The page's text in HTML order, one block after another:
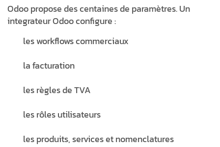
Odoo propose des centaines de paramètres. Un
integrateur Odoo configure :
les workflows commerciaux
la facturation
les règles de TVA
les rôles utilisateurs
les produits, services et nomenclatures